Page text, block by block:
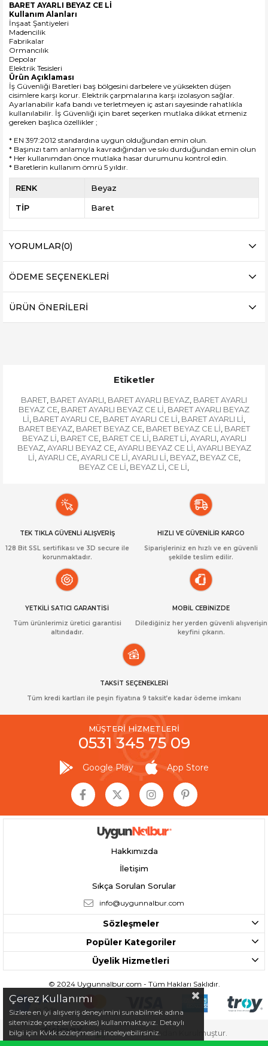
BARET AYARLI BEYAZ CE Lİ
Kullanım Alanları
İnşaat Şantiyeleri
Madencilik
Fabrikalar
Ormancılık
Depolar
Elektrik Tesisleri
Ürün Açıklaması
İş Güvenliği Baretleri baş bölgesini darbelere ve yüksekten düşen
cisimlere karşı korur. Elektrik çarpmalarına karşı izolasyon sağlar.
Ayarlanabilir kafa bandı ve terletmeyen iç astarı sayesinde rahatlıkla
kullanılabilir. İş Güvenliği için baret seçerken mutlaka dikkat etmeniz
gereken başlıca özellikler ;
* EN 397:2012 standardına uygun olduğundan emin olun.
* Başınızı tam anlamıyla kavradığından ve sıkı durduğundan emin olun
* Her kullanımdan önce mutlaka hasar durumunu kontrol edin.
* Baretlerin kullanım ömrü 5 yıldır.
RENK Beyaz
TİP Baret
YORUMLAR(0)
ÖDEME SEÇENEKLERI
ÜRÜN ÖNERILERI
Etiketler
BARET, BARET AYARLI, BARET AYARLI BEYAZ, BARET AYARLI
BEYAZ CE, BARET AYARLI BEYAZ CE Lİ, BARET AYARLI BEYAZ
Lİ, BARET AYARLI CE, BARET AYARLI CE Lİ, BARET AYARLI Lİ,
BARET BEYAZ, BARET BEYAZ CE, BARET BEYAZ CE Lİ, BARET
BEYAZ Lİ, BARET CE, BARET CE Lİ, BARET Lİ, AYARLI, AYARLI
BEYAZ, AYARLI BEYAZ CE, AYARLI BEYAZ CE Lİ, AYARLI BEYAZ
Lİ, AYARLI CE, AYARLI CE Lİ, AYARLI Lİ, BEYAZ, BEYAZ CE,
BEYAZ CE Lİ, BEYAZ Lİ, CE Lİ,
TEK TIKLA GÜVENLİ ALIŞVERİŞ
128 Bit SSL sertifikası ve 3D secure ile
korunmaktadır.
HIZLI VE GÜVENİLİR KARGO
Siparişleriniz en hızlı ve en güvenli
şekilde teslim edilir.
YETKİLİ SATICI GARANTİSİ
Tüm ürünlerimiz üretici garantisi
altındadır.
MOBİL CEBİNİZDE
Dilediğiniz her yerden güvenli alışverişin
keyfini çıkarın.
TAKSİT SEÇENEKLERİ
Tüm kredi kartları ile peşin fiyatına 9 taksit’e kadar ödeme imkanı
MÜŞTERİ HİZMETLERİ
0531 345 75 09
Google Play App Store
Hakkımızda
İletişim
Sıkça Sorulan Sorular
info@uygunnalbur.com
Sözleşmeler
Popüler Kategoriler
Üyelik Hizmetleri
© 2024 Uygunnalbur.com - Tüm Hakları Saklıdır.
Tarafından Kurulmuştur.
Çerez Kullanımı
Sizlere en iyi alışveriş deneyimini sunabilmek adına
sitemizde çerezler(cookies) kullanmaktayız. Detaylı
bilgi için Kvkk sözleşmesini inceleyebilirsiniz.